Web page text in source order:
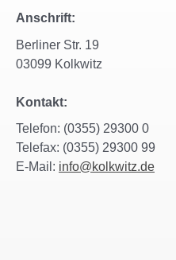
Anschrift:
Berliner Str. 19
03099 Kolkwitz
Kontakt:
Telefon: (0355) 29300 0
Telefax: (0355) 29300 99
E-Mail: info@kolkwitz.de